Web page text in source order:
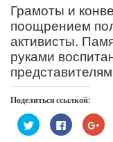
Грамоты и
поощрением
активисты.
руками
Поделиться ссылкой:
Нажмите,
чтобы
поделиться
Нажмите
здесь,
чтобы